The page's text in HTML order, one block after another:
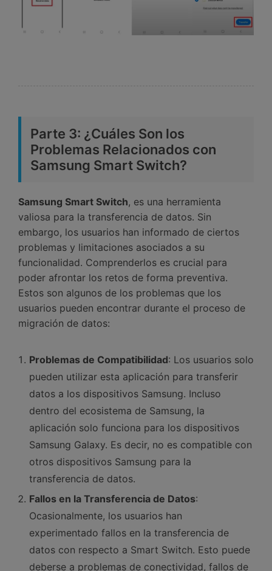
Parte 3: 󠀰¿Cuáles Son los
Problemas Relacionados con
Samsung Smart Switch?󠀲󠀡󠀤󠀥󠀠󠀤󠀡󠀡󠀣󠀳
󠀰Samsung Smart Switch, es una herramienta
valiosa para la transferencia de datos.󠀲󠀡󠀤󠀥󠀠󠀤󠀡󠀨󠀥󠀳󠀰 Sin
embargo, los usuarios han informado de ciertos
problemas y limitaciones asociados a su
funcionalidad.󠀲󠀡󠀤󠀥󠀠󠀤󠀡󠀨󠀦󠀳󠀰 Comprenderlos es crucial para
poder afrontar los retos de forma preventiva.󠀲󠀡󠀤󠀥󠀠󠀤󠀡󠀨󠀧󠀳󠀰
Estos son algunos de los problemas que los
usuarios pueden encontrar durante el proceso de
migración de datos:󠀲󠀡󠀤󠀥󠀠󠀤󠀡󠀨󠀨
Problemas de Compatibilidad: Los usuarios solo
pueden utilizar esta aplicación para transferir
datos a los dispositivos Samsung.󠀲󠀡󠀤󠀥󠀠󠀤󠀡󠀨󠀩󠀳 Incluso
dentro del ecosistema de Samsung, la
aplicación solo funciona para los dispositivos
Samsung Galaxy.󠀲󠀡󠀤󠀥󠀠󠀤󠀡󠀩󠀠󠀳󠀰 Es decir, no es compatible con
otros dispositivos Samsung para la
transferencia de datos.󠀲󠀡󠀤󠀥󠀠󠀤󠀡󠀩󠀡
Fallos en la Transferencia de Datos:
Ocasionalmente, los usuarios han
experimentado fallos en la transferencia de
datos con respecto a Smart Switch.󠀲󠀡󠀤󠀥󠀠󠀤󠀡󠀩󠀢󠀳󠀰 Esto puede
deberse a problemas de conectividad, fallos de